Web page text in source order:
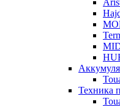
Техника